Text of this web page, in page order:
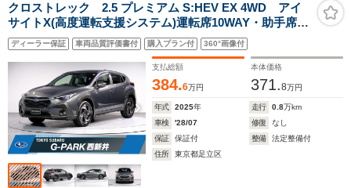
クロストレック 2.5 プレミアム S:HEV EX 4WD アイ
サイトX(高度運転支援システム)運転席10WAY・助手席
8WAYパワーシート デジタルマルチビューモニター ド
ライバーモニタリングシステム ナビゲーション機能 F
シートヒーター ETC2.0
ディーラー保証 車両品質評価書付 購入プラン付 360°画像付
支払総額
384.6万円
本体価格
371.8万円
年式 2025年 走行 0.8万km
車検
'28/07 修復
なし
保証
保証付 整備
法定整備付
住所
東京都足立区